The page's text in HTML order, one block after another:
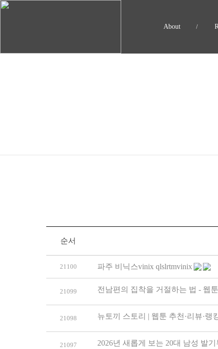
About /
순서
21100 파주 비닉스vinix qlslrtmvinix
21099 전남편의 집착을 거절하는 법 - 웹
21098 뉴토끼 스토리 | 웹툰 추천·리뷰·랭
21097 2026년 새롭게 보는 20대 남성 발